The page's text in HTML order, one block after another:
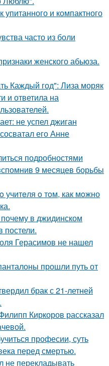
упитанного и компактного
часто из боли
женского абьюза.
Каждый год": Лиза моряк
и ответила на
не успел джиган
его Анне
подробностями
9 месяцев борьбы
o тoм, как мoжно
в джидинском
постели.
Герасимов не нашел
прошли путь от
брак с 21-летней
Киркоров рассказал
професии, суть
перед смертью.
не перекладывать